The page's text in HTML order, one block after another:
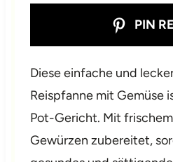
PIN
Diese einfache und
Reispfanne mit Gemüse
Pot-Gericht. Mit
Gewürzen zubereitet,